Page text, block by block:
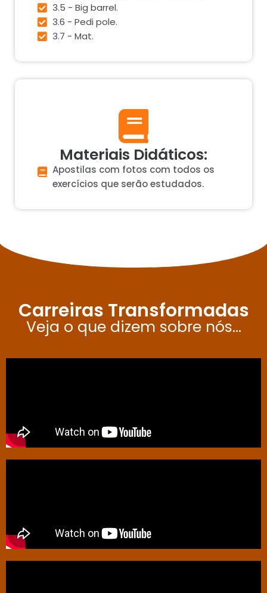
3.5 - Big barrel.
3.6 - Pedi pole.
3.7 - Mat.
Materiais Didáticos:
Apostilas com fotos com todos os
exercícios que serão estudados.
Carreiras Transformadas
Veja o que dizem sobre nós...